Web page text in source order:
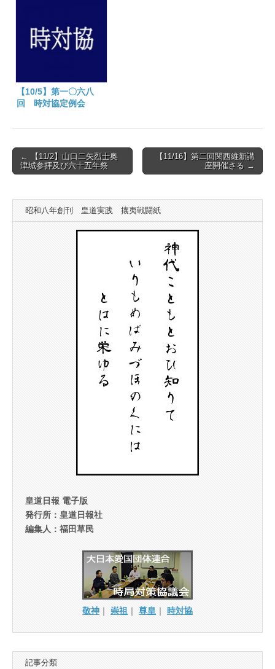
【10/5】第一〇六八
回 時対協定例会
Post
navigation
← 【11/2】山口二矢烈士奥
津城参拝及び六十五年祭
【11/16】第二回関西維新講
座開催さる →
昭和八年創刊 皇道実践 攘夷戦闘紙
皇道日報 電子版
発行所：皇道日報社
編集人：福田草民
敬神 ｜ 崇祖 ｜ 尊皇 ｜ 時対協
記事分類